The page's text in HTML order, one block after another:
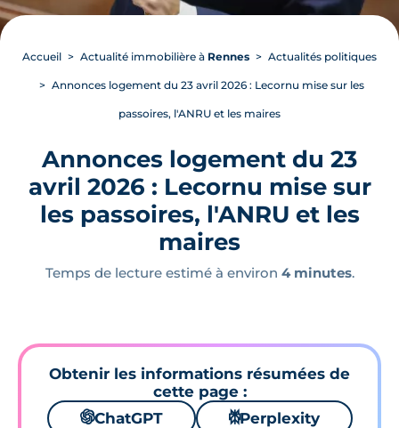
Accueil Actualité immobilière à Rennes Actualités politiques
Annonces logement du 23 avril 2026 : Lecornu mise sur les
passoires, l'ANRU et les maires
Annonces logement du 23
avril 2026 : Lecornu mise sur
les passoires, l'ANRU et les
maires
Temps de lecture estimé à environ 4 minutes.
Obtenir les informations résumées de
cette page :
🌌ChatGPT ⚙Perplexity